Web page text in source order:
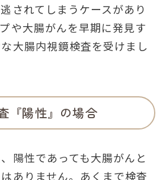
されてしまうケースがあり
や大腸がんを早期に発見す
大腸内視鏡検査を受けまし
『陽性』の場合
陽性であっても大腸がんと
ありません。あくまで検査